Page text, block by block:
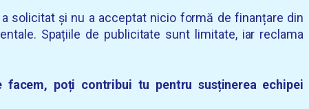
a solicitat și nu a acceptat nicio formă de finanțare din
Spațiile de publicitate sunt limitate, iar reclama
facem, poți contribui tu pentru susținerea echipei